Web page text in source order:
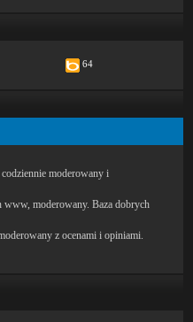
64
moderowany i
www, moderowany. Baza dobrych
z ocenami i opiniami.